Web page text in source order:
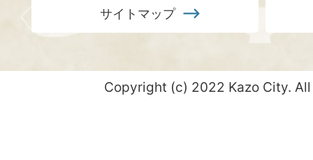
サイトマップ
Copyright (c) 2022 Kazo City.